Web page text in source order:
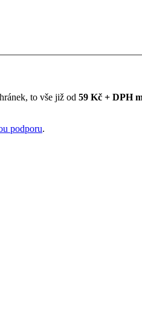
to vše již od 59 Kč + DPH
podporu.